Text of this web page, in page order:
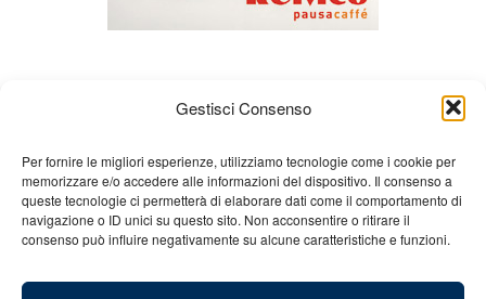
Gestisci Consenso
Per fornire le migliori esperienze, utilizziamo tecnologie come i cookie per
memorizzare e/o accedere alle informazioni del dispositivo. Il consenso a
queste tecnologie ci permetterà di elaborare dati come il comportamento di
navigazione o ID unici su questo sito. Non acconsentire o ritirare il
consenso può influire negativamente su alcune caratteristiche e funzioni.
Chi siamo Gian Carlo Minardi
Gear
Merchandising
Partners Contatti